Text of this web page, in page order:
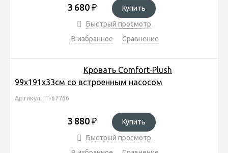
3 680 ₽
Купить
Быстрый просмотр
В избранное
Сравнение
Кровать Comfort-Plush
99х191х33см со встроенным насосом
Артикул: IT-67766
3 880 ₽
Купить
Быстрый просмотр